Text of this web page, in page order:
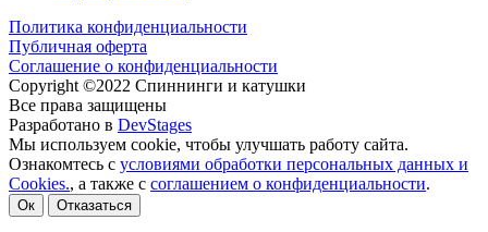
Политика конфиденциальности
Публичная оферта
Соглашение о конфиденциальности
Copyright ©2022 Спиннинги и катушки
Все права защищены
Разработано в DevStages
Мы используем cookie, чтобы улучшать работу сайта.
Ознакомтесь с условиями обработки персональных данных и
Cookies., а также с соглашением о конфиденциальности.
Ок Отказаться